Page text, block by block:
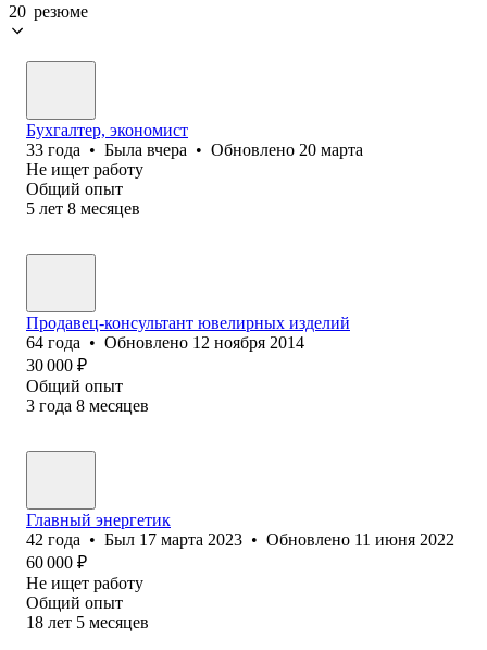
20 резюме
Бухгалтер, экономист
33 года • Была вчера • Обновлено 20 марта
Не ищет работу
Общий опыт
5 лет 8 месяцев
Продавец-консультант ювелирных изделий
64 года • Обновлено 12 ноября 2014
30 000 ₽
Общий опыт
3 года 8 месяцев
Главный энергетик
42 года • Был 17 марта 2023 • Обновлено 11 июня 2022
60 000 ₽
Не ищет работу
Общий опыт
18 лет 5 месяцев